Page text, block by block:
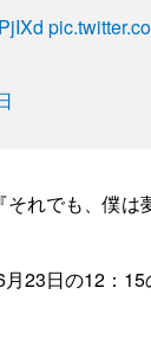
れでも、僕
23日の12：